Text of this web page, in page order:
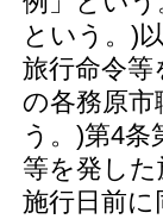
という。)
旅行命令
の各務原
う。)第4条
等を発し
施行日前